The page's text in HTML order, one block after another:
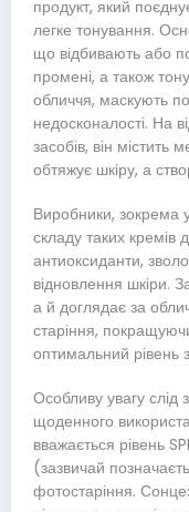
продукт, який
легке тонування.
що відбивають або
промені, а також
обличчя, маскують
недосконалості. На
засобів, він містить
обтяжує шкіру, а
Виробники, зокрема
складу таких кремів
антиоксиданти,
відновлення шкіри.
а й доглядає за
старіння,
оптимальний рівень
Особливу увагу слід
щоденного
вважається рівень
(зазвичай
фотостаріння.